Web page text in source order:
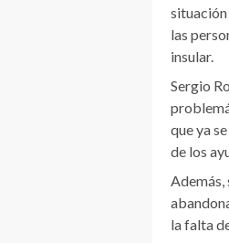
situación
las
insular.
Sergio
que ya
de los
la falta